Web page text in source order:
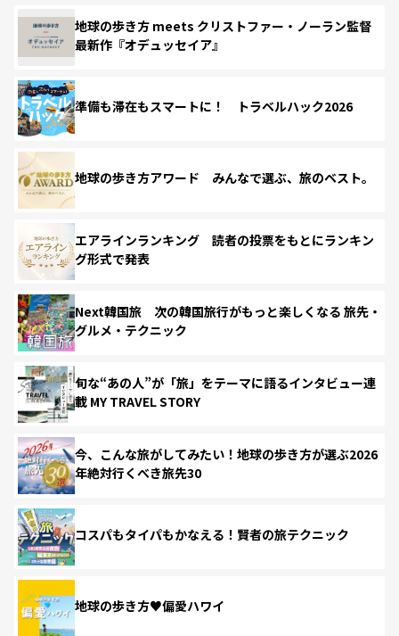
地球の歩き方 meets クリストファー・ノーラン監督
最新作『オデュッセイア』
準備も滞在もスマートに！ トラベルハック2026
地球の歩き方アワード みんなで選ぶ、旅のベスト。
エアラインランキング 読者の投票をもとにランキン
グ形式で発表
Next韓国旅 次の韓国旅行がもっと楽しくなる 旅先・
グルメ・テクニック
旬な“あの人”が「旅」をテーマに語るインタビュー連
載 MY TRAVEL STORY
今、こんな旅がしてみたい！地球の歩き方が選ぶ2026
年絶対行くべき旅先30
コスパもタイパもかなえる！賢者の旅テクニック
地球の歩き方♥偏愛ハワイ